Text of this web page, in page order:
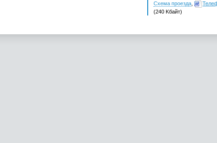
Схема проезда
(240 Kбайт)